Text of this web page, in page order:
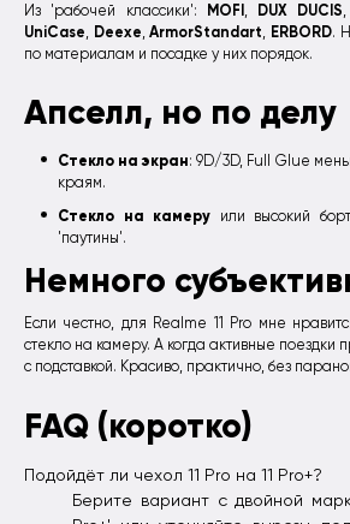
Из 'рабочей классики': MOFI , DUX DUCIS,
UniCase, Deexe,ArmorStandart, ERBORD.
по материалам и посадке у них порядок.
Апселл, но по делу
Стекло на экран: 9D/3D, Full Glue
краям.
Стекло на камеру или высокий
'паутины'.
Немного
Если честно, для Realme 11 Pro мне
стекло на камеру. А когда активные поездки
с подставкой. Красиво, практично, без
FAQ (коротко)
Подойдёт ли чехол 11 Pro на 11 Pro+?
Берите вариант с двойной